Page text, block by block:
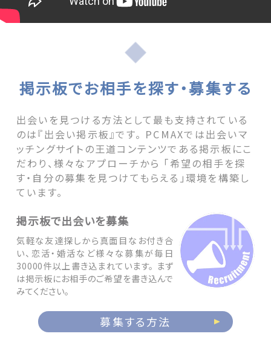
掲示板でお相手を探す・募集する
出会いを見つける方法として最も支持されている
のは『出会い掲示板』です。 PCMAXでは出会いマ
ッチングサイトの王道コンテンツである掲示板にこ
だわり、様々なアプローチから 「希望の相手を探
す・自分の募集を見つけてもらえる」環境を構築し
ています。
掲示板で出会いを募集
気軽な友達探しから真面目なお付き合
い、恋活・婚活など様々な募集が毎日
30000件以上書き込まれています。 まず
は掲示板にお相手のご希望を書き込んで
みてください。
募集する方法